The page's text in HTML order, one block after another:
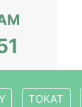
TOKAT